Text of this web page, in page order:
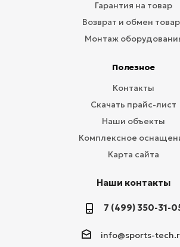
Гарантия на товар
Возврат и обмен
Монтаж
Полезное
Контакты
Скачать прайс-лист
Наши объекты
Комплексное
Карта сайта
Наши контакты
7 (499) 350-31-
info@sports-